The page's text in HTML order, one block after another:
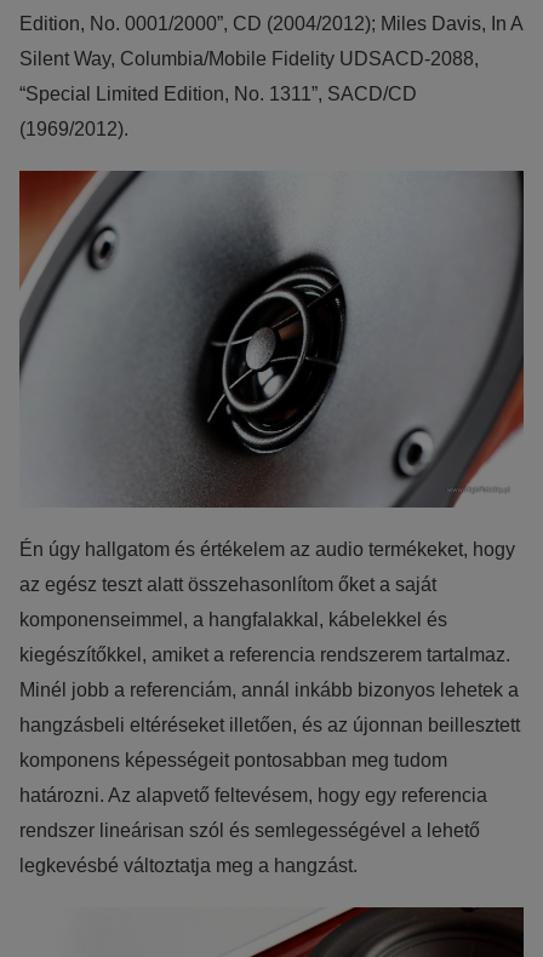
Edition, No. 0001/2000”, CD (2004/2012); Miles Davis, In A
Silent Way, Columbia/Mobile Fidelity UDSACD-2088,
“Special Limited Edition, No. 1311”, SACD/CD
(1969/2012).
Én úgy hallgatom és értékelem az audio termékeket, hogy
az egész teszt alatt összehasonlítom őket a saját
komponenseimmel, a hangfalakkal, kábelekkel és
kiegészítőkkel, amiket a referencia rendszerem tartalmaz.
Minél jobb a referenciám, annál inkább bizonyos lehetek a
hangzásbeli eltéréseket illetően, és az újonnan beillesztett
komponens képességeit pontosabban meg tudom
határozni. Az alapvető feltevésem, hogy egy referencia
rendszer lineárisan szól és semlegességével a lehető
legkevésbé változtatja meg a hangzást.